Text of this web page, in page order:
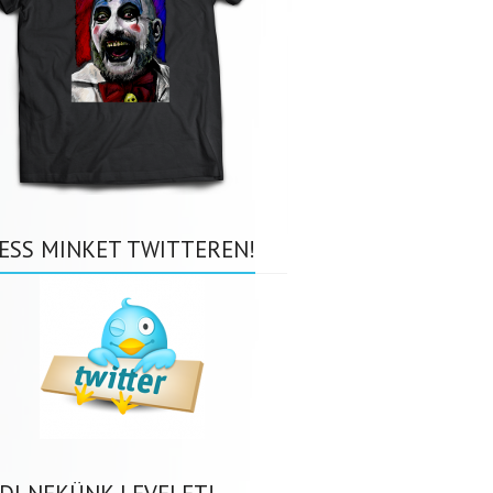
MINKET TWITTEREN!